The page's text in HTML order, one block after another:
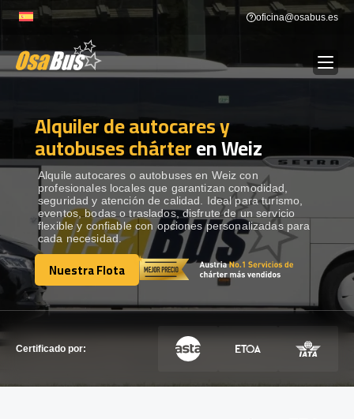
to
oficina@osabus.es
ALQUILER DE AUTOCARES
DESTINOS Show dropdown
RECORRIDAS Show dropdown
FLOTA
Alquiler de autocares y
autobuses chárteren Weiz
Alquile autocares o autobuses en Weiz con
profesionales locales que garantizan comodidad,
seguridad y atención de calidad. Ideal para turismo,
eventos, bodas o traslados, disfrute de un servicio
flexible y confiable con opciones personalizadas para
cada necesidad.
Nuestra Flota
Nuestra Flota
Certificado por: